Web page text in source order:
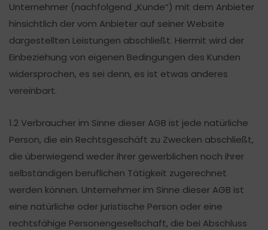
Unternehmer (nachfolgend „Kunde“) mit dem Anbieter
hinsichtlich der vom Anbieter auf seiner Website
dargestellten Leistungen abschließt. Hiermit wird der
Einbeziehung von eigenen Bedingungen des Kunden
widersprochen, es sei denn, es ist etwas anderes
vereinbart.
1.2 Verbraucher im Sinne dieser AGB ist jede natürliche
Person, die ein Rechtsgeschäft zu Zwecken abschließt,
die überwiegend weder ihrer gewerblichen noch ihrer
selbständigen beruflichen Tätigkeit zugerechnet
werden können. Unternehmer im Sinne dieser AGB ist
eine natürliche oder juristische Person oder eine
rechtsfähige Personengesellschaft, die bei Abschluss